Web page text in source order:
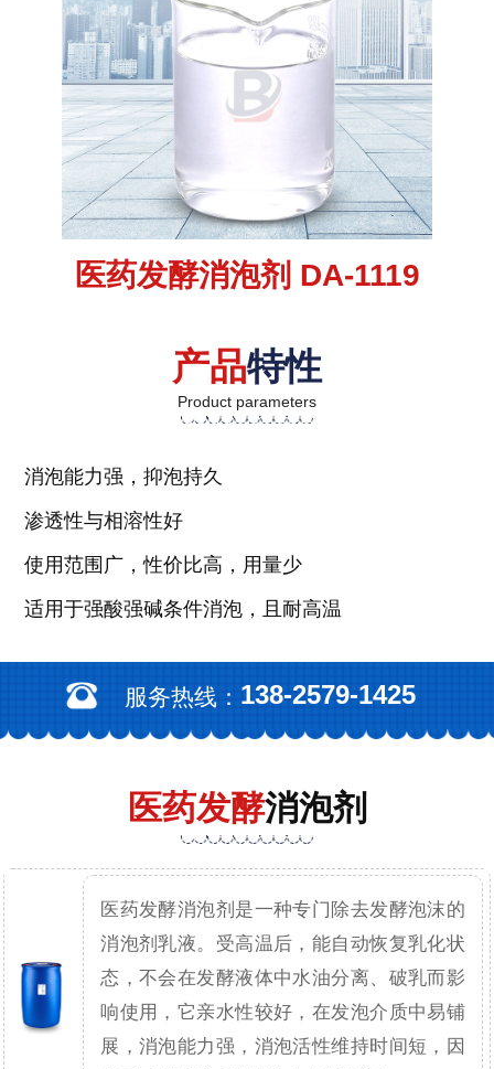
医药发酵消泡剂 DA-1119
产品特性
Product parameters
消泡能力强，抑泡持久
渗透性与相溶性好
使用范围广，性价比高，用量少
适用于强酸强碱条件消泡，且耐高温
服务热线： 138-2579-1425
医药发酵消泡剂
医药发酵消泡剂是一种专门除去发酵泡沫的
消泡剂乳液。受高温后，能自动恢复乳化状
态，不会在发酵液体中水油分离、破乳而影
响使用，它亲水性较好，在发泡介质中易铺
展，消泡能力强，消泡活性维持时间短，因